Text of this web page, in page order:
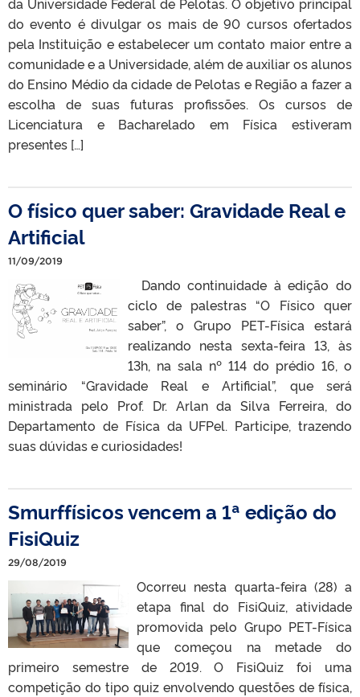
do evento é divulgar os mais de 90 cursos ofertados
pela Instituição e estabelecer um contato maior entre a
comunidade e a Universidade, além de auxiliar os alunos
do Ensino Médio da cidade de Pelotas e Região a fazer a
escolha de suas futuras profissões. Os cursos de
Licenciatura e Bacharelado em Física estiveram
presentes […]
O físico quer saber: Gravidade Real e
Artificial
11/09/2019
Dando continuidade à edição do
ciclo de palestras “O Físico quer
saber”, o Grupo PET-Física estará
realizando nesta sexta-feira 13, às
13h, na sala nº 114 do prédio 16, o
seminário “Gravidade Real e Artificial”, que será
ministrada pelo Prof. Dr. Arlan da Silva Ferreira, do
Departamento de Física da UFPel. Participe, trazendo
suas dúvidas e curiosidades!
Smurffísicos vencem a 1ª edição do
FisiQuiz
29/08/2019
Ocorreu nesta quarta-feira (28) a
etapa final do FisiQuiz, atividade
promovida pelo Grupo PET-Física
que começou na metade do
primeiro semestre de 2019. O FisiQuiz foi uma
competição do tipo quiz envolvendo questões de física,